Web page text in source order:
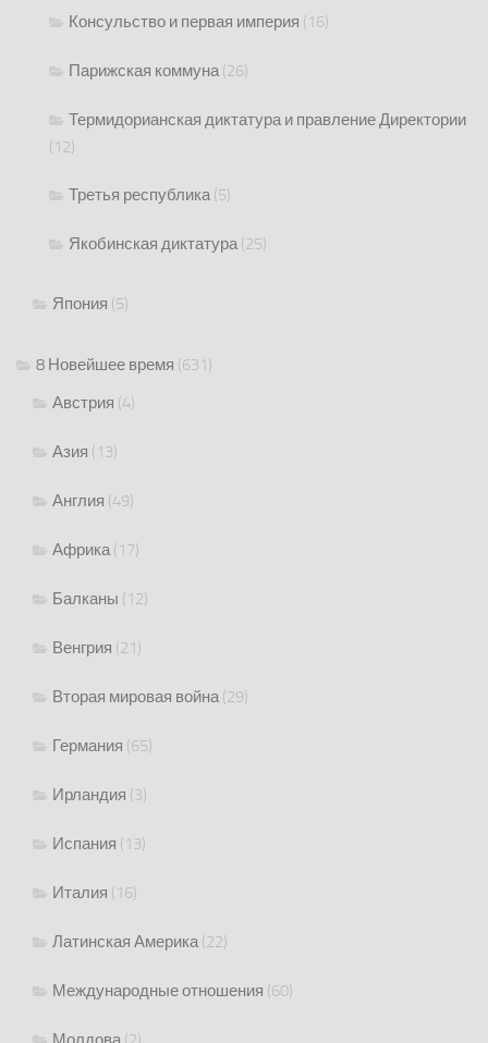
Консульство и первая империя (16)
Парижская коммуна(26)
Термидорианская диктатура и правление Директории
(12)
Третья республика(5)
Якобинская диктатура(25)
Япония (5)
8 Новейшее время (631)
Австрия (4)
Азия (13)
Англия (49)
Африка(17)
Балканы (12)
Венгрия (21)
Вторая мировая война(29)
Германия (65)
Ирландия (3)
Испания (13)
Италия (16)
Латинская Америка(22)
Международные отношения (60)